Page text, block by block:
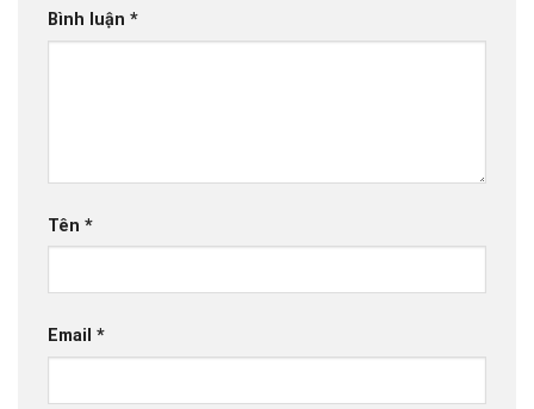
Bình luận *
Tên *
Email *